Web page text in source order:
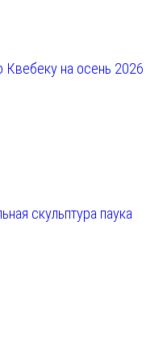
Квебеку на осень 2026
скульптура паука